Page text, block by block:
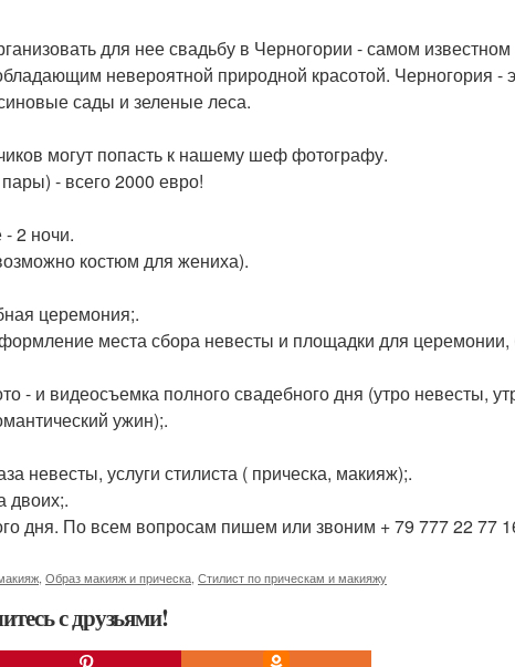
для нее свадьбу в Черногории - самом
невероятной природной красотой. Черногория -
сады и зеленые леса.
могут попасть к нашему шеф фотографу.
- всего 2000 евро!
2 ночи.
костюм для жениха).
церемония;.
места сбора невесты и площадки для церемонии,
- и видеосъемка полного свадебного дня (утро невесты,
ужин);.
невесты, услуги стилиста ( прическа, макияж);.
двоих;.
дня. По всем вопросам пишем или звоним + 79 777 22 77
Образ макияж и прическа Стилист по прическам и макияжу
с друзьями!